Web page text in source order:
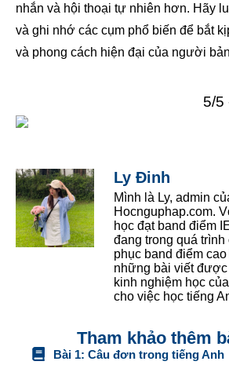
nhắn và hội thoại tự nhiên hơn. Hãy
và ghi nhớ các cụm phổ biến để bắt
và phong cách hiện đại của người
5/5
Ly Đinh
Mình là Ly, admin
Hocnguphap.com.
học đạt band điểm
đang trong quá
phục band điểm
những bài viết
kinh nghiệm học
cho việc học tiếng
Tham khảo thêm
Bài 1: Câu đơn trong tiếng Anh